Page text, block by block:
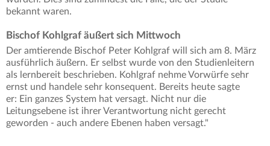
bekannt waren.
Bischof Kohlgraf äußert sich Mittwoch
Der amtierende Bischof Peter Kohlgraf will sich am 8. März
ausführlich äußern. Er selbst wurde von den Studienleitern
als lernbereit beschrieben. Kohlgraf nehme Vorwürfe sehr
ernst und handele sehr konsequent. Bereits heute sagte
er: Ein ganzes System hat versagt. Nicht nur die
Leitungsebene ist ihrer Verantwortung nicht gerecht
geworden - auch andere Ebenen haben versagt."